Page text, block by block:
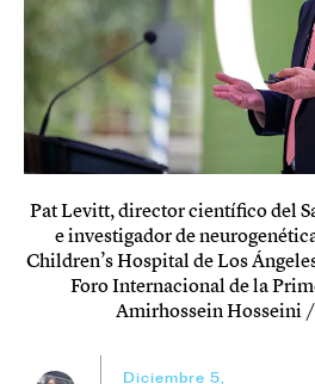
Pat Levitt, director científico del
e investigador de
Children’s Hospital de Los
Foro Internacional de la
Amirhossein Hosseini
Diciembre 5,